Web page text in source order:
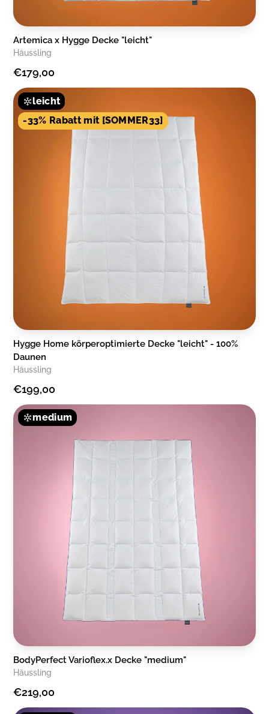
Artemica x Hygge Decke "leicht"
Häussling
€179,00
leicht
-33% Rabatt mit [SOMMER33]
Hygge Home körperoptimierte Decke "leicht" - 100%
Daunen
Häussling
€199,00
medium
BodyPerfect Varioflex.x Decke "medium"
Häussling
€219,00